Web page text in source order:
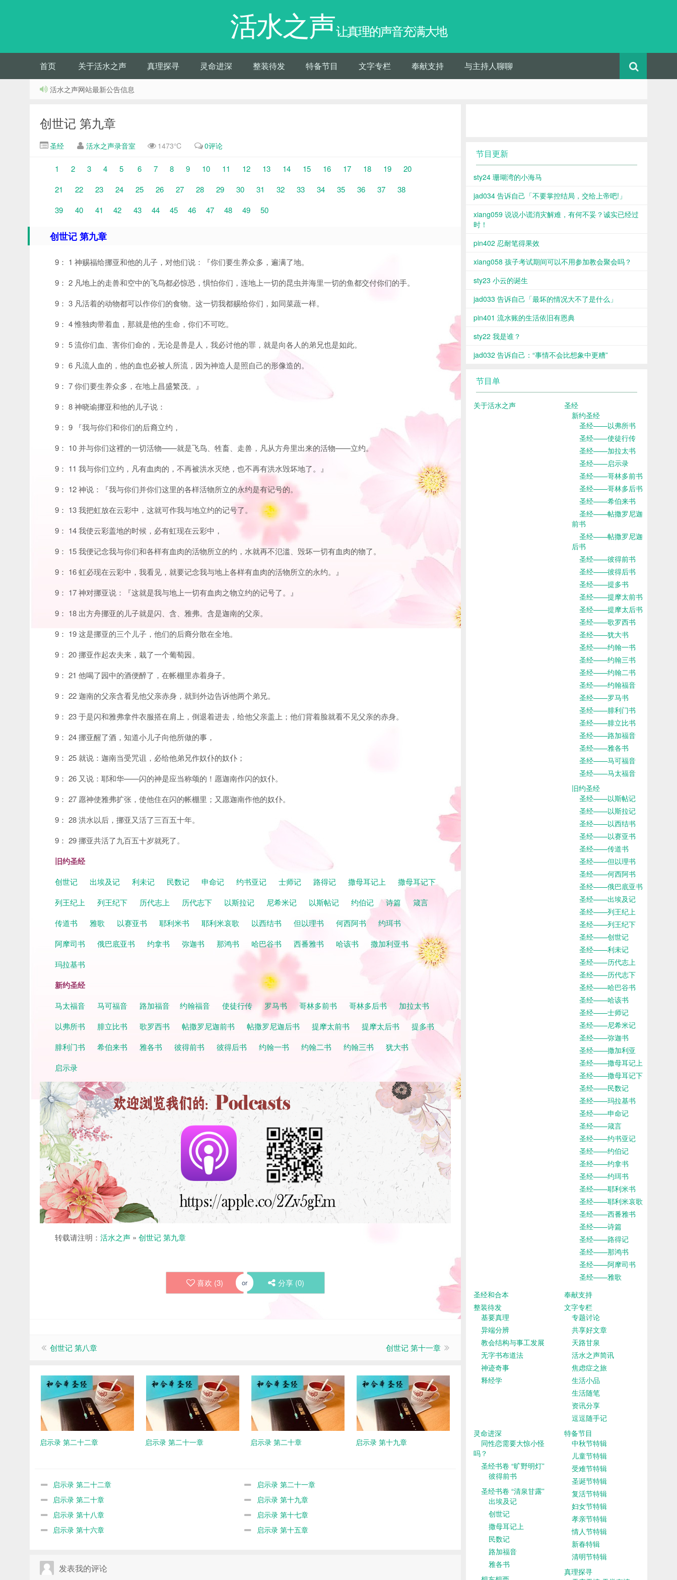
活水之声让真理的声音充满大地
首页 关于活水之声 真理探寻 灵命进深 整装待发 特备节目 文字专栏 奉献支持 与主持人聊聊
活水之声网站最新公告信息
创世记 第九章
圣经 活水之声录音室 1473℃ 0评论
1 2 3 4 5 6 7 8 9 10 11 12 13 14 15 16 17 18 19
20
21
22 23 24 25 26 27 28 29 30 31 32 33 34 35 36 37
38
39
40 41 42 43 44 45 46 47 48 49 50
创世记 第九章
9： 1 神赐福给挪亚和他的儿子，对他们说：『你们要生养众多，遍满了地。
9： 2 凡地上的走兽和空中的飞鸟都必惊恐，惧怕你们，连地上一切的昆虫并海里一切的鱼都交付你们的手。
9： 3 凡活着的动物都可以作你们的食物。这一切我都赐给你们，如同菜蔬一样。
9： 4 惟独肉带着血，那就是他的生命，你们不可吃。
9： 5 流你们血、害你们命的，无论是兽是人，我必讨他的罪，就是向各人的弟兄也是如此。
9： 6 凡流人血的，他的血也必被人所流，因为神造人是照自己的形像造的。
9： 7 你们要生养众多，在地上昌盛繁茂。』
9： 8 神晓谕挪亚和他的儿子说：
9： 9 『我与你们和你们的后裔立约，
9： 10 并与你们这裡的一切活物——就是飞鸟、牲畜、走兽，凡从方舟里出来的活物——立约。
9： 11 我与你们立约，凡有血肉的，不再被洪水灭绝，也不再有洪水毁坏地了。』
9： 12 神说：『我与你们并你们这里的各样活物所立的永约是有记号的。
9： 13 我把虹放在云彩中，这就可作我与地立约的记号了。
9： 14 我使云彩盖地的时候，必有虹现在云彩中，
9： 15 我便记念我与你们和各样有血肉的活物所立的约，水就再不氾滥、毁坏一切有血肉的物了。
9： 16 虹必现在云彩中，我看见，就要记念我与地上各样有血肉的活物所立的永约。』
9： 17 神对挪亚说：『这就是我与地上一切有血肉之物立约的记号了。』
9： 18 出方舟挪亚的儿子就是闪、含、雅弗。含是迦南的父亲。
9： 19 这是挪亚的三个儿子，他们的后裔分散在全地。
9： 20 挪亚作起农夫来，栽了一个葡萄园。
9： 21 他喝了园中的酒便醉了，在帐棚里赤着身子。
9： 22 迦南的父亲含看见他父亲赤身，就到外边告诉他两个弟兄。
9： 23 于是闪和雅弗拿件衣服搭在肩上，倒退着进去，给他父亲盖上；他们背着脸就看不见父亲的赤身。
9： 24 挪亚醒了酒，知道小儿子向他所做的事，
9： 25 就说：迦南当受咒诅，必给他弟兄作奴仆的奴仆；
9： 26 又说：耶和华——闪的神是应当称颂的！愿迦南作闪的奴仆。
9： 27 愿神使雅弗扩张，使他住在闪的帐棚里；又愿迦南作他的奴仆。
9： 28 洪水以后，挪亚又活了三百五十年。
9： 29 挪亚共活了九百五十岁就死了。
旧约圣经
创世记 出埃及记 利未记 民数记 申命记 约书亚记 士师记 路得记 撒母耳记上
撒母耳记下
列王纪上
列王纪下 历代志上 历代志下 以斯拉记 尼希米记 以斯帖记 约伯记 诗篇
箴言
传道书
雅歌 以赛亚书 耶利米书 耶利米哀歌 以西结书 但以理书 何西阿书
约珥书
阿摩司书
俄巴底亚书 约拿书 弥迦书 那鸿书 哈巴谷书 西番雅书 哈该书
撒加利亚书
玛拉基书
新约圣经
马太福音 马可福音 路加福音 约翰福音 使徒行传 罗马书 哥林多前书 哥林多后书
加拉太书
以弗所书
腓立比书 歌罗西书 帖撒罗尼迦前书 帖撒罗尼迦后书 提摩太前书 提摩太后书
提多书
腓利门书
希伯来书 雅各书 彼得前书 彼得后书 约翰一书 约翰二书 约翰三书
犹大书
启示录
转载请注明： 活水之声 » 创世记 第九章
喜欢 (3) or 分享 (0)
创世记 第八章 创世记 第十一章
启示录 第二十二章 启示录 第二十一章 启示录 第二十章 启示录 第十九章
启示录 第二十二章
启示录 第二十一章
启示录 第二十章
启示录 第十九章
启示录 第十八章
启示录 第十七章
启示录 第十六章
启示录 第十五章
发表我的评论
节目更新
sty24 珊瑚湾的小海马
jad034 告诉自己「不要掌控结局，交给上帝吧!」
xiang059 说说小谎消灾解难，有何不妥？诚实已经过
时！
pin402 忍耐笔得果效
xiang058 孩子考试期间可以不用参加教会聚会吗？
sty23 小云的诞生
jad033 告诉自己「最坏的情况大不了是什么」
pin401 流水账的生活依旧有恩典
sty22 我是谁？
jad032 告诉自己：“事情不会比想象中更糟”
节目单
关于活水之声
圣经
新约圣经
圣经——以弗所书
圣经——使徒行传
圣经——加拉太书
圣经——启示录
圣经——哥林多前书
圣经——哥林多后书
圣经——希伯来书
圣经——帖撒罗尼迦
前书
圣经——帖撒罗尼迦
后书
圣经——彼得前书
圣经——彼得后书
圣经——提多书
圣经——提摩太前书
圣经——提摩太后书
圣经——歌罗西书
圣经——犹大书
圣经——约翰一书
圣经——约翰三书
圣经——约翰二书
圣经——约翰福音
圣经——罗马书
圣经——腓利门书
圣经——腓立比书
圣经——路加福音
圣经——雅各书
圣经——马可福音
圣经——马太福音
旧约圣经
圣经——以斯帖记
圣经——以斯拉记
圣经——以西结书
圣经——以赛亚书
圣经——传道书
圣经——但以理书
圣经——何西阿书
圣经——俄巴底亚书
圣经——出埃及记
圣经——列王纪上
圣经——列王纪下
圣经——创世记
圣经——利未记
圣经——历代志上
圣经——历代志下
圣经——哈巴谷书
圣经——哈该书
圣经——士师记
圣经——尼希米记
圣经——弥迦书
圣经——撒加利亚
圣经——撒母耳记上
圣经——撒母耳记下
圣经——民数记
圣经——玛拉基书
圣经——申命记
圣经——箴言
圣经——约书亚记
圣经——约伯记
圣经——约拿书
圣经——约珥书
圣经——耶利米书
圣经——耶利米哀歌
圣经——西番雅书
圣经——诗篇
圣经——路得记
圣经——那鸿书
圣经——阿摩司书
圣经——雅歌
圣经和合本
奉献支持
整装待发
基要真理
异端分辨
教会结构与事工发展
无字书布道法
神迹奇事
释经学
文字专栏
专题讨论
共享好文章
天路甘泉
活水之声简讯
焦虑症之旅
生活小品
生活随笔
资讯分享
逗逗随手记
灵命进深
同性恋需要大惊小怪
吗？
圣经书卷 “旷野明灯”
彼得前书
圣经书卷 “清泉甘露”
出埃及记
创世记
撒母耳记上
民数记
路加福音
雅各书
特备节目
中秋节特辑
儿童节特辑
受难节特辑
圣诞节特辑
复活节特辑
妇女节特辑
孝亲节特辑
情人节特辑
新春特辑
清明节特辑
真理探寻